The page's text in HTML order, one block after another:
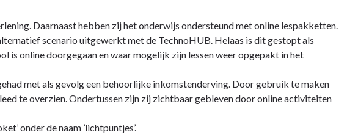
Daarnaast hebben zij het onderwijs ondersteund met online lespakketten.
scenario uitgewerkt met de TechnoHUB. Helaas is dit gestopt als
is online doorgegaan en waar mogelijk zijn lessen weer opgepakt in het
met als gevolg een behoorlijke inkomstenderving. Door gebruik te maken
te overzien. Ondertussen zijn zij zichtbaar gebleven door online activiteiten
onder de naam ’lichtpuntjes’.